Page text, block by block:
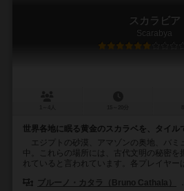
スカラビア
Scarabya
世界各地に眠る黄金のスカラベを、タイル
エジプトの砂漠、アマゾンの奥地、バミ
中。これらの場所には、古代文明の秘密を
れていると言われています。各プレイヤー
ブルーノ・カタラ（Bruno Cathala）